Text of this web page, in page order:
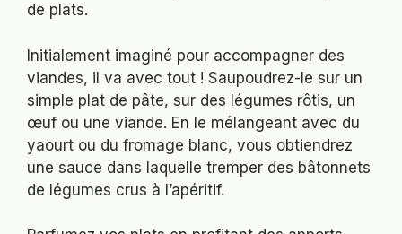
de plats.
Initialement imaginé pour accompagner des
viandes, il va avec tout ! Saupoudrez-le sur un
simple plat de pâte, sur des légumes rôtis, un
œuf ou une viande. En le mélangeant avec du
yaourt ou du fromage blanc, vous obtiendrez
une sauce dans laquelle tremper des bâtonnets
de légumes crus à l’apéritif.